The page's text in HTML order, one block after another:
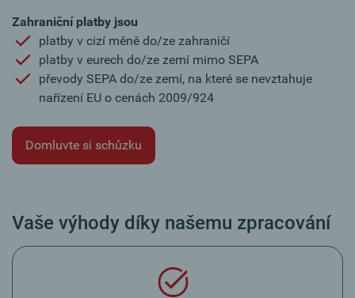
Zahraniční platby jsou
platby v cizí měně do/ze zahraničí
platby v eurech do/ze zemí mimo SEPA
převody SEPA do/ze zemí, na které se nevztahuje
nařízení EU o cenách 2009/924
Domluvte si schůzku
Vaše výhody díky našemu zpracování